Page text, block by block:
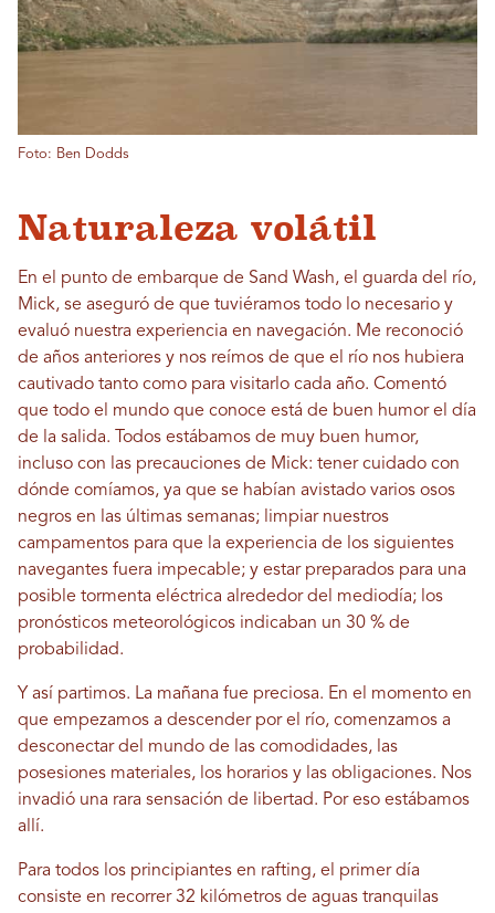
Foto: Ben Dodds
Naturaleza volátil
En el punto de embarque de Sand Wash, el guarda del río,
Mick, se aseguró de que tuviéramos todo lo necesario y
evaluó nuestra experiencia en navegación. Me reconoció
de años anteriores y nos reímos de que el río nos hubiera
cautivado tanto como para visitarlo cada año. Comentó
que todo el mundo que conoce está de buen humor el día
de la salida. Todos estábamos de muy buen humor,
incluso con las precauciones de Mick: tener cuidado con
dónde comíamos, ya que se habían avistado varios osos
negros en las últimas semanas; limpiar nuestros
campamentos para que la experiencia de los siguientes
navegantes fuera impecable; y estar preparados para una
posible tormenta eléctrica alrededor del mediodía; los
pronósticos meteorológicos indicaban un 30 % de
probabilidad.
Y así partimos. La mañana fue preciosa. En el momento en
que empezamos a descender por el río, comenzamos a
desconectar del mundo de las comodidades, las
posesiones materiales, los horarios y las obligaciones. Nos
invadió una rara sensación de libertad. Por eso estábamos
allí.
Para todos los principiantes en rafting, el primer día
consiste en recorrer 32 kilómetros de aguas tranquilas